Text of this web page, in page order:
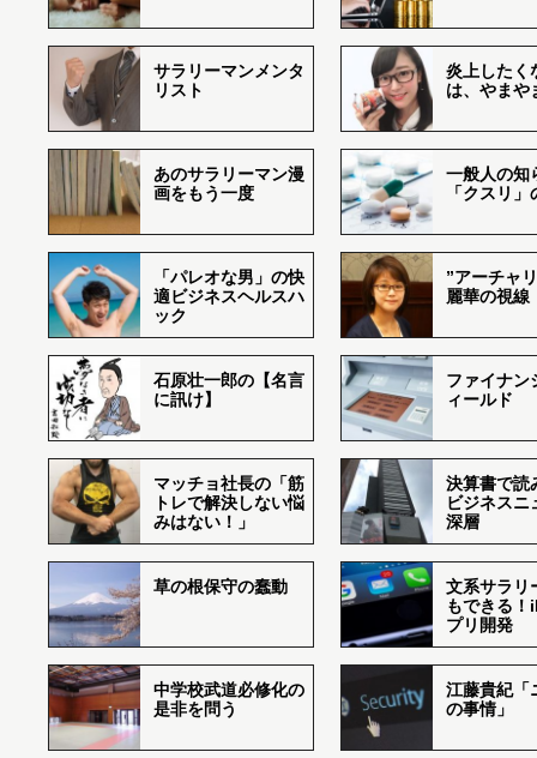
サラリーマンメンタ
リスト
炎上したく
は、やまや
あのサラリーマン漫
画をもう一度
一般人の知
「クスリ
「パレオな男」の快
適ビジネスヘルスハ
ック
”アーチャ
麗華の視線
石原壮一郎の【名言
に訊け】
ファイナン
ィールド
マッチョ社長の「筋
トレで解決しない悩
みはない！」
決算書で読
ビジネスニ
深層
草の根保守の蠢動
文系サラリ
もできる
プリ開発
中学校武道必修化の
是非を問う
江藤貴紀「
の事情」